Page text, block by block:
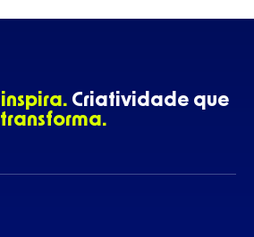
inspira.Criatividade que
transforma.